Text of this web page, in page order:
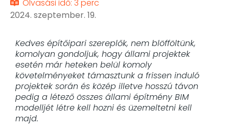
Olvasási idő: 3 perc
2024. szeptember. 19.
Kedves építőipari szereplők, nem blöfföltünk,
komolyan gondoljuk, hogy állami projektek
esetén már heteken belül komoly
követelményeket támasztunk a frissen induló
projektek során és közép illetve hosszú távon
pedig a létező összes állami építmény BIM
modelljét létre kell hozni és üzemeltetni kell
majd.